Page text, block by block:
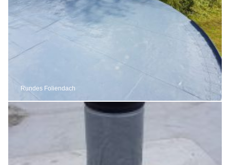
Rundes Foliendach